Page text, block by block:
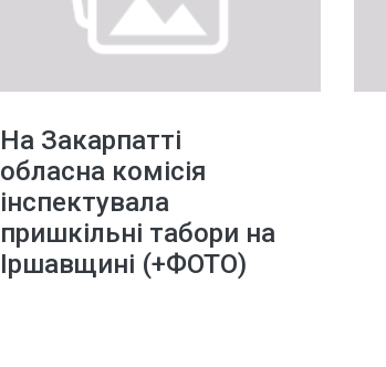
На Закарпатті
обласна комісія
інспектувала
пришкільні табори на
Іршавщині (+ФОТО)